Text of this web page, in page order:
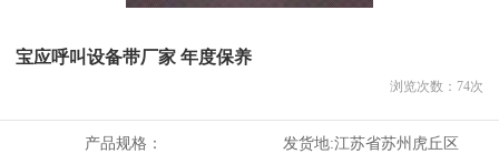
宝应呼叫设备带厂家 年度保养
浏览次数： 74次
产品规格： 发货地:江苏省苏州虎丘区